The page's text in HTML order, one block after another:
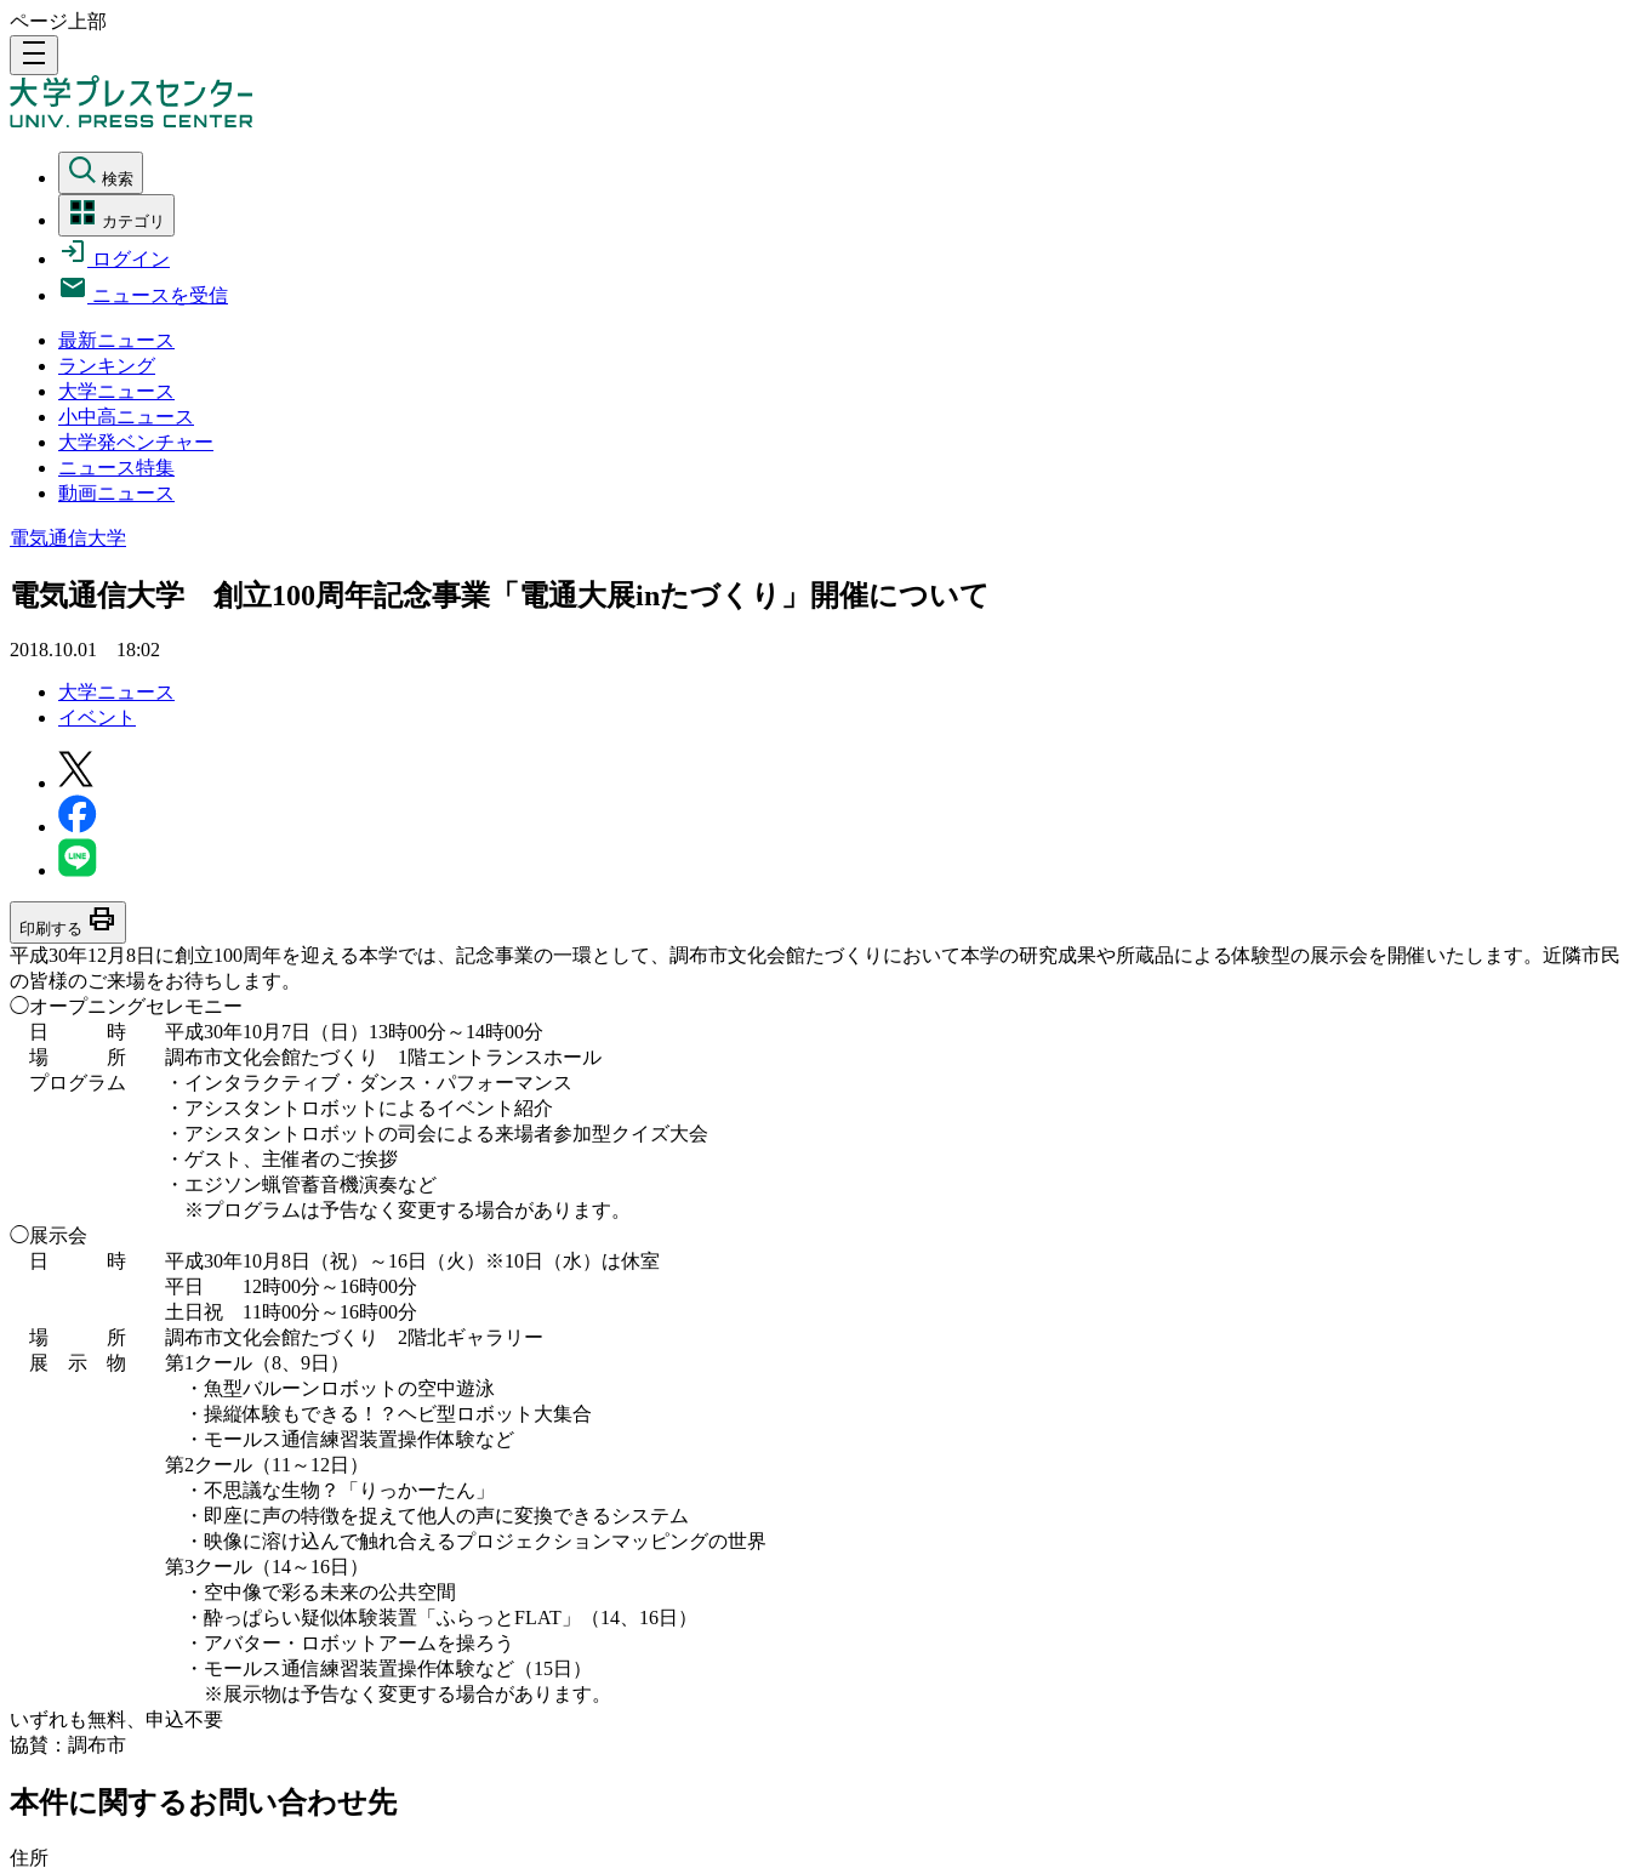
ページ上部
density_medium
検索
カテゴリ
ログイン
ニュースを受信
最新ニュース
ランキング
大学ニュース
小中高ニュース
大学発ベンチャー
ニュース特集
動画ニュース
電気通信大学
電気通信大学 創立100周年記念事業「電通大展inたづくり」開催について
2018.10.01 18:02
大学ニュース
イベント
印刷する print
平成30年12月8日に創立100周年を迎える本学では、記念事業の一環として、調布市文化会館たづくりにおいて本学の研究成果や所蔵品による体験型の展示会を開催いたします。近隣市民
の皆様のご来場をお待ちします。
◯オープニングセレモニー
日 時 平成30年10月7日（日）13時00分～14時00分
場 所 調布市文化会館たづくり 1階エントランスホール
プログラム ・インタラクティブ・ダンス・パフォーマンス
・アシスタントロボットによるイベント紹介
・アシスタントロボットの司会による来場者参加型クイズ大会
・ゲスト、主催者のご挨拶
・エジソン蝋管蓄音機演奏など
※プログラムは予告なく変更する場合があります。
◯展示会
日 時 平成30年10月8日（祝）～16日（火）※10日（水）は休室
平日 12時00分～16時00分
土日祝 11時00分～16時00分
場 所 調布市文化会館たづくり 2階北ギャラリー
展 示 物 第1クール（8、9日）
・魚型バルーンロボットの空中遊泳
・操縦体験もできる！？ヘビ型ロボット大集合
・モールス通信練習装置操作体験など
第2クール（11～12日）
・不思議な生物？「りっかーたん」
・即座に声の特徴を捉えて他人の声に変換できるシステム
・映像に溶け込んで触れ合えるプロジェクションマッピングの世界
第3クール（14～16日）
・空中像で彩る未来の公共空間
・酔っぱらい疑似体験装置「ふらっとFLAT」（14、16日）
・アバター・ロボットアームを操ろう
・モールス通信練習装置操作体験など（15日）
※展示物は予告なく変更する場合があります。
いずれも無料、申込不要
協賛：調布市
本件に関するお問い合わせ先
住所